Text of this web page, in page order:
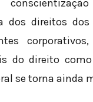
dos direitos dos
do direito
se torna ainda